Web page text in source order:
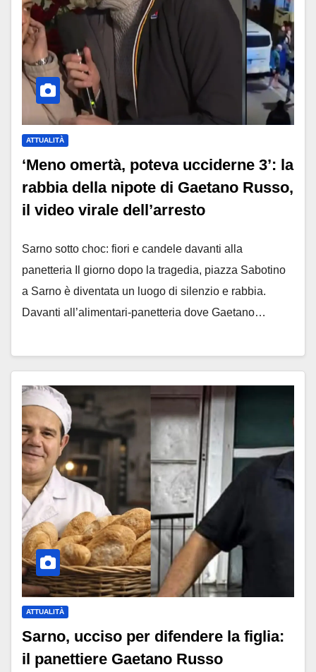
ATTUALITÀ
‘Meno omertà, poteva ucciderne 3’: la
rabbia della nipote di Gaetano Russo,
il video virale dell’arresto
Sarno sotto choc: fiori e candele davanti alla
panetteria Il giorno dopo la tragedia, piazza Sabotino
a Sarno è diventata un luogo di silenzio e rabbia.
Davanti all’alimentari-panetteria dove Gaetano…
ATTUALITÀ
Sarno, ucciso per difendere la figlia:
il panettiere Gaetano Russo